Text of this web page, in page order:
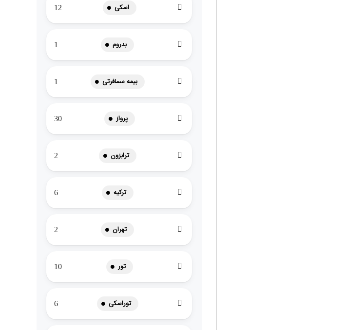
اسکی 12
بدروم 1
بیمه مسافرتی 1
پرواز 30
ترابزون 2
ترکیه 6
تهران 2
تور 10
توراسکی 6